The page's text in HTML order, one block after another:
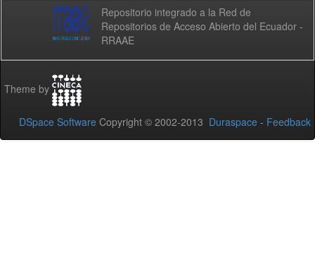
Repositorio integrado a la Red de
Repositorios de Acceso Abierto del Ecuador -
RRAAE
Theme by
DSpace Software Copyright © 2002-2013 Duraspace - Feedback